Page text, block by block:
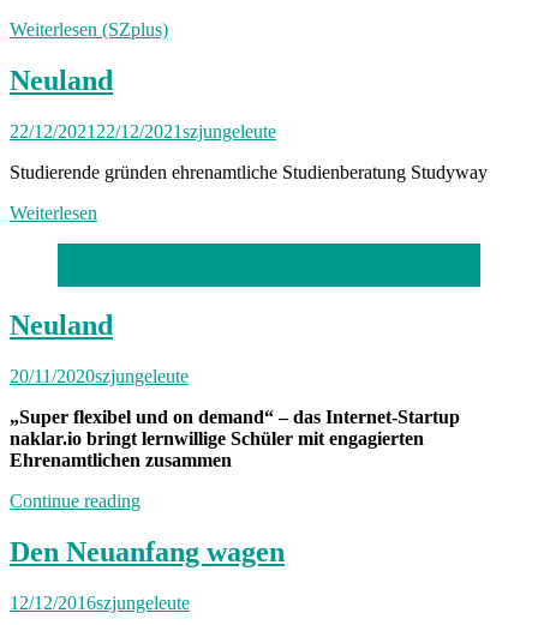
Weiterlesen (SZplus)
Neuland
22/12/2021 22/12/2021szjungeleute
Studierende gründen ehrenamtliche Studienberatung Studyway
Weiterlesen
Neuland
20/11/2020szjungeleute
„Super flexibel und on demand“ – das Internet-Startup
naklar.io bringt lernwillige Schüler mit engagierten
Ehrenamtlichen zusammen
Continue reading„Neuland“
Den Neuanfang wagen
12/12/2016szjungeleute